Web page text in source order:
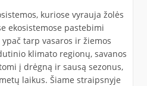
kuriose vyrauja žolės
ekosistemose pastebimi
tarp vasaros ir žiemos
klimato regionų, savanos
į drėgną ir sausą sezonus,
laikus. Šiame straipsnyje